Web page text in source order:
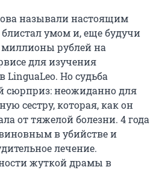
называли настоящим
блистал умом и, еще будучи
рублей на
для изучения
Но судьба
сюрприз: неожиданно для
сестру, которая, как он
от тяжелой болезни. 4 года
в убийстве и
лечение.
жуткой драмы в